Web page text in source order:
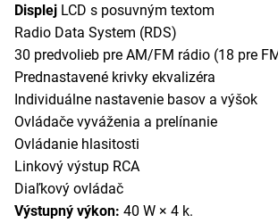
Displej LCD s posuvným textom
Radio Data System (RDS)
30 predvolieb pre AM/FM rádio (18 pre
Prednastavené krivky ekvalizéra
Individuálne nastavenie basov a výšok
Ovládače vyváženia a prelínanie
Ovládanie hlasitosti
Linkový výstup RCA
Diaľkový ovládač
Výstupný výkon: 40 W × 4 k.